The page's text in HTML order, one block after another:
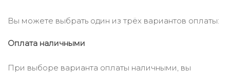
Вы можете выбрать один из трёх вариантов оплаты:
Оплата наличными
При выборе варианта оплаты наличными, вы